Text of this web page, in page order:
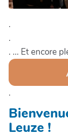
.
.
. ... Et encore
.
Leuze !